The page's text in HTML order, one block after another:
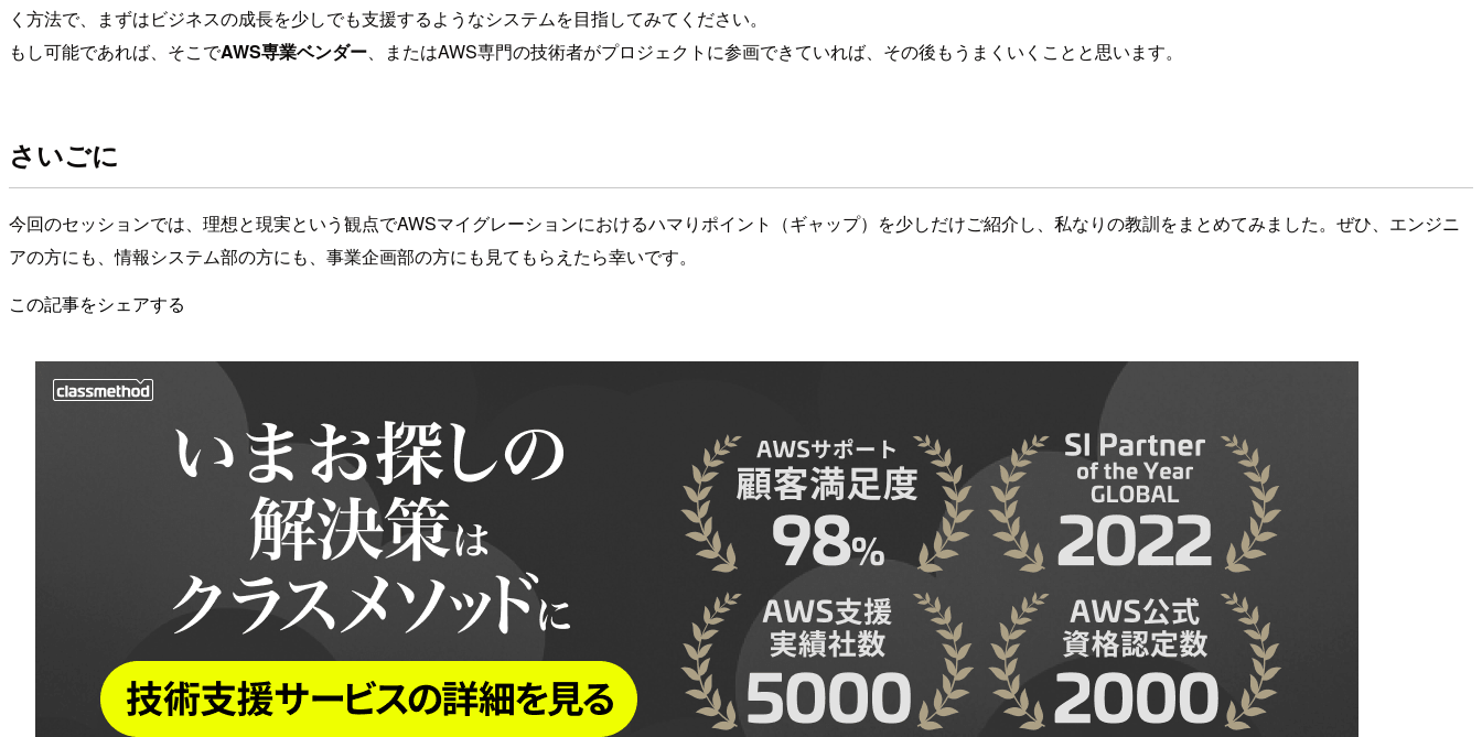
く方法で、まずはビジネスの成長を少しでも支援するようなシステムを目指してみてください。
もし可能であれば、そこでAWS専業ベンダー、またはAWS専門の技術者がプロジェクトに参画できていれば、その後もうまくいくことと思います。
さいごに
今回のセッションでは、理想と現実という観点でAWSマイグレーションにおけるハマりポイント（ギャップ）を少しだけご紹介し、私なりの教訓をまとめてみました。ぜひ、エンジニ
アの方にも、情報システム部の方にも、事業企画部の方にも見てもらえたら幸いです。
この記事をシェアする